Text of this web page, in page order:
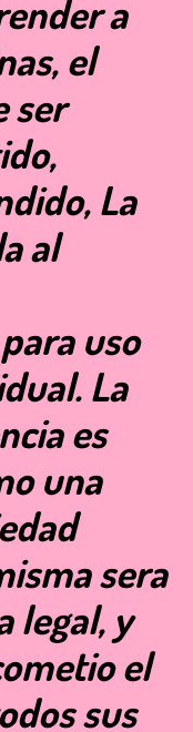
a
el
ser
La
al
uso
La
es
una
sera
legal, y
el
sus